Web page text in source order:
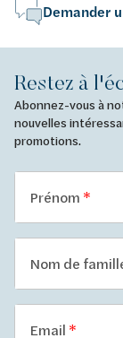
Demander
Restez à
Abonnez-vous à
nouvelles
promotions.
Prénom
Nom de
Email